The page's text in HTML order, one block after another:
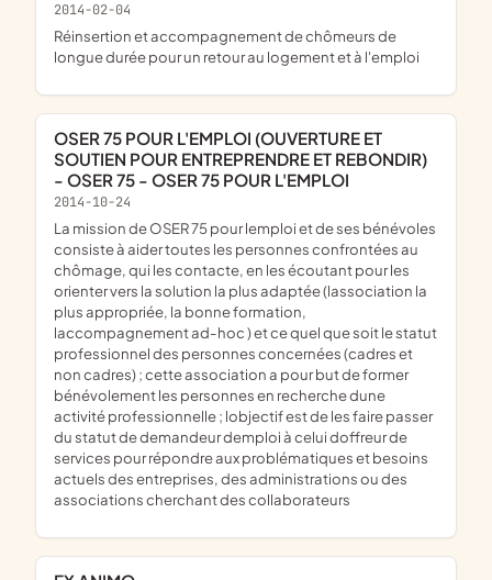
2014-02-04
réinsertion et accompagnement de chômeurs de
longue durée pour un retour au logement et à l'emploi
OSER 75 POUR L'EMPLOI (OUVERTURE ET
SOUTIEN POUR ENTREPRENDRE ET REBONDIR)
- OSER 75 - OSER 75 POUR L'EMPLOI
2014-10-24
la mission de OSER 75 pour lemploi et de ses bénévoles
consiste à aider toutes les personnes confrontées au
chômage, qui les contacte, en les écoutant pour les
orienter vers la solution la plus adaptée (lassociation la
plus appropriée, la bonne formation,
laccompagnement ad-hoc ) et ce quel que soit le statut
professionnel des personnes concernées (cadres et
non cadres) ; cette association a pour but de former
bénévolement les personnes en recherche dune
activité professionnelle ; lobjectif est de les faire passer
du statut de demandeur demploi à celui doffreur de
services pour répondre aux problématiques et besoins
actuels des entreprises, des administrations ou des
associations cherchant des collaborateurs